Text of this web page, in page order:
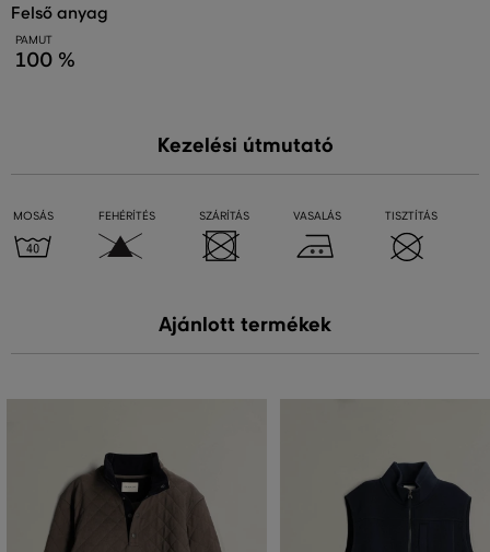
felső anyag
PAMUT
100 %
Kezelési útmutató
MOSÁS FEHÉRÍTÉS SZÁRÍTÁS VASALÁS TISZTÍTÁS
Ajánlott termékek